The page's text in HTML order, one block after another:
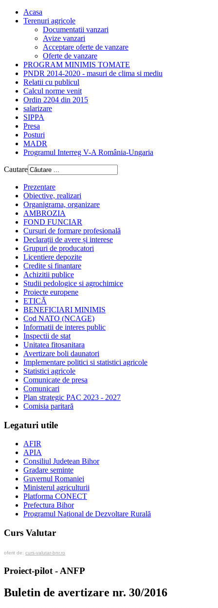
Acasa
Terenuri agricole
Documentatii vanzari
Avize vanzari
Acceptare oferte de vanzare
Oferte de vanzare
PROGRAM MINIMIS TOMATE
PNDR 2014-2020 - masuri de clima si mediu
Relatii cu publicul
Calcul norme venit
Ordin 2204 din 2015
salarizare
SIPPA
Presa
Posturi
MADR
Programul Interreg V-A România-Ungaria
Cautare
Prezentare
Obiective, realizari
Organigrama, organizare
AMBROZIA
FOND FUNCIAR
Cursuri de formare profesională
Declarații de avere și interese
Grupuri de producatori
Licentiere depozite
Credite si finantare
Achizitii publice
Studii pedologice si agrochimice
Proiecte europene
ETICĂ
BENEFICIARI MINIMIS
Cod NATO (NCAGE)
Informatii de interes public
Inspectii de stat
Unitatea fitosanitara
Avertizare boli daunatori
Implementare politici si statistici agricole
Statistici agricole
Comunicate de presa
Comunicari
Plan strategic PAC 2023 - 2027
Comisia paritară
Legaturi utile
AFIR
APIA
Consiliul Judetean Bihor
Gradare seminte
Guvernul Romaniei
Ministerul agriculturii
Platforma CONECT
Prefectura Bihor
Programul Național de Dezvoltare Rurală
Curs Valutar
oferit de: curs-valutar-bnr.ro
Proiect-pilot - ANFP
Buletin de avertizare nr. 30/2016